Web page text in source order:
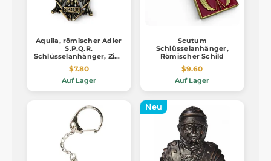
Aquila, römischer Adler
S.P.Q.R.
Schlüsselanhänger, Zink
Altmessing
$7.80
Auf Lager
Scutum
Schlüsselanhänger,
Römischer Schild
$9.60
Auf Lager
Neu